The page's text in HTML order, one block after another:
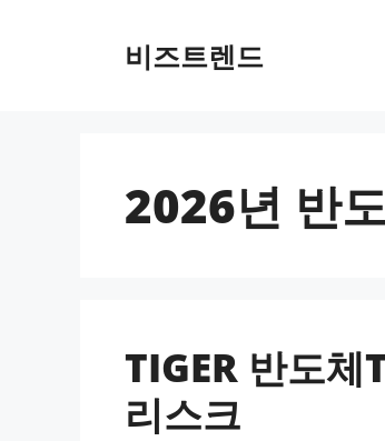
비즈트렌드
2026년 반
TIGER 반도체
리스크